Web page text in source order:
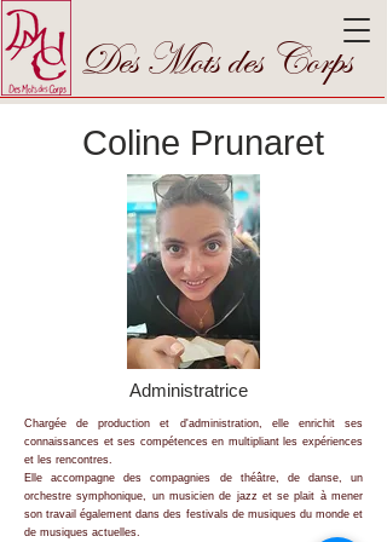
Des Mots des Corps
Coline Prunaret
Administratrice
Chargée de production et d'administration, elle enrichit ses
connaissances et ses compétences en multipliant les expériences
et les rencontres.
Elle accompagne descompagnies de théâtre, de danse, un
orchestre symphonique, un musicien de jazz et se plait à mener
son travail également dans des festivals de musiques du monde et
de musiques actuelles.